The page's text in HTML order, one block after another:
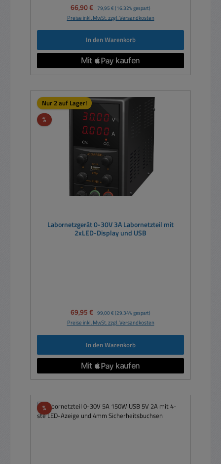
Verkaufspreis:
66,90 € Regulärer Preis:
79,95 € (16.32% gespart)
Preise inkl. MwSt. zzgl. Versandkosten
In den Warenkorb
Nur 2 auf Lager!
%Rabatt
Labornetzgerät 0-30V 3A Labornetzteil mit
2xLED-Display und USB
Verkaufspreis:
69,95 € Regulärer Preis:
99,00 € (29.34% gespart)
Preise inkl. MwSt. zzgl. Versandkosten
In den Warenkorb
%Rabatt